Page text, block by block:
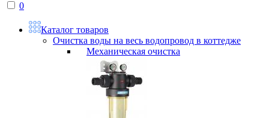
0
Каталог товаров
Очистка воды на весь водопровод в коттедже
Механическая очистка